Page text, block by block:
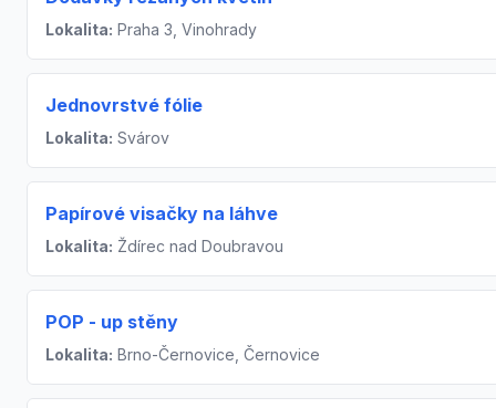
Lokalita: Praha 3, Vinohrady
Jednovrstvé fólie
Lokalita: Svárov
Papírové visačky na láhve
Lokalita: Ždírec nad Doubravou
POP - up stěny
Lokalita: Brno-Černovice, Černovice